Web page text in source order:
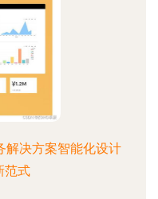
解决方案智能化设计
范式